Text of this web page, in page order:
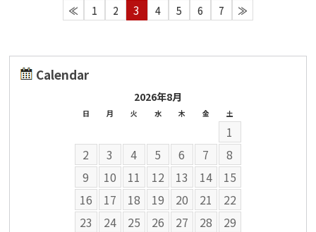
≪ 1 2 3 4 5 6 7 ≫
Calendar
2026年8月
日 月 火 水 木 金 土
1
2
3 4 5 6 7
8
9
10 11 12 13 14
15
16
17 18 19 20 21
22
23
24 25 26 27 28
29